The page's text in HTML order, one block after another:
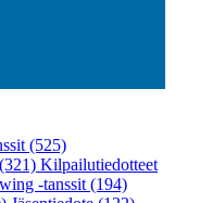
(525)
(321) Kilpailutiedotteet
-tanssit (194)